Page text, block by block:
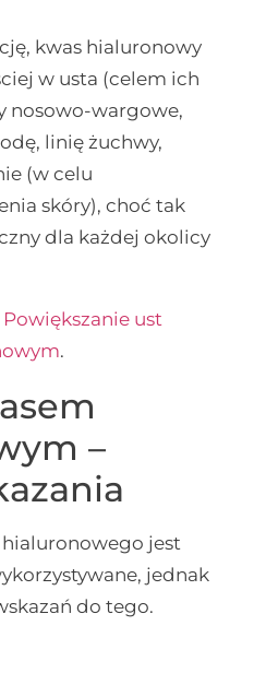
kwas hialuronowy
w usta (celem ich
nosowo-wargowe,
linię żuchwy,
(w celu
skóry), choć tak
dla każdej okolicy
Powiększanie ust
.
–
jest
jednak
do tego.